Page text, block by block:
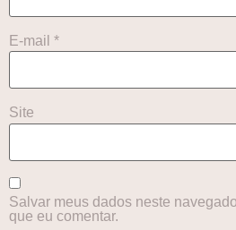
E-mail *
Site
Salvar meus dados neste
que eu comentar.